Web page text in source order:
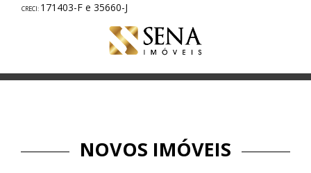
171403-F e 35660-J
NOVOS IMÓVEIS